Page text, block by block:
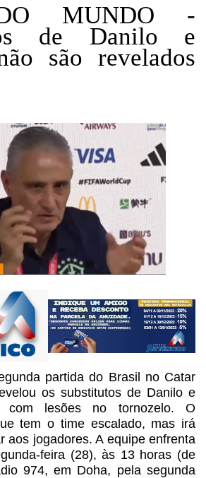
MUNDO -
de Danilo e
são revelados
partida do Brasil no Catar
os substitutos de Danilo e
com lesões no tornozelo. O
tem o time escalado, mas irá
aos jogadores. A equipe enfrenta
feira (28), às 13 horas (de
974, em Doha, pela segunda